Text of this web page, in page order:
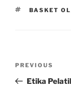
TAGS
BASKET
Previous
Post
PREVIOUS
Etika